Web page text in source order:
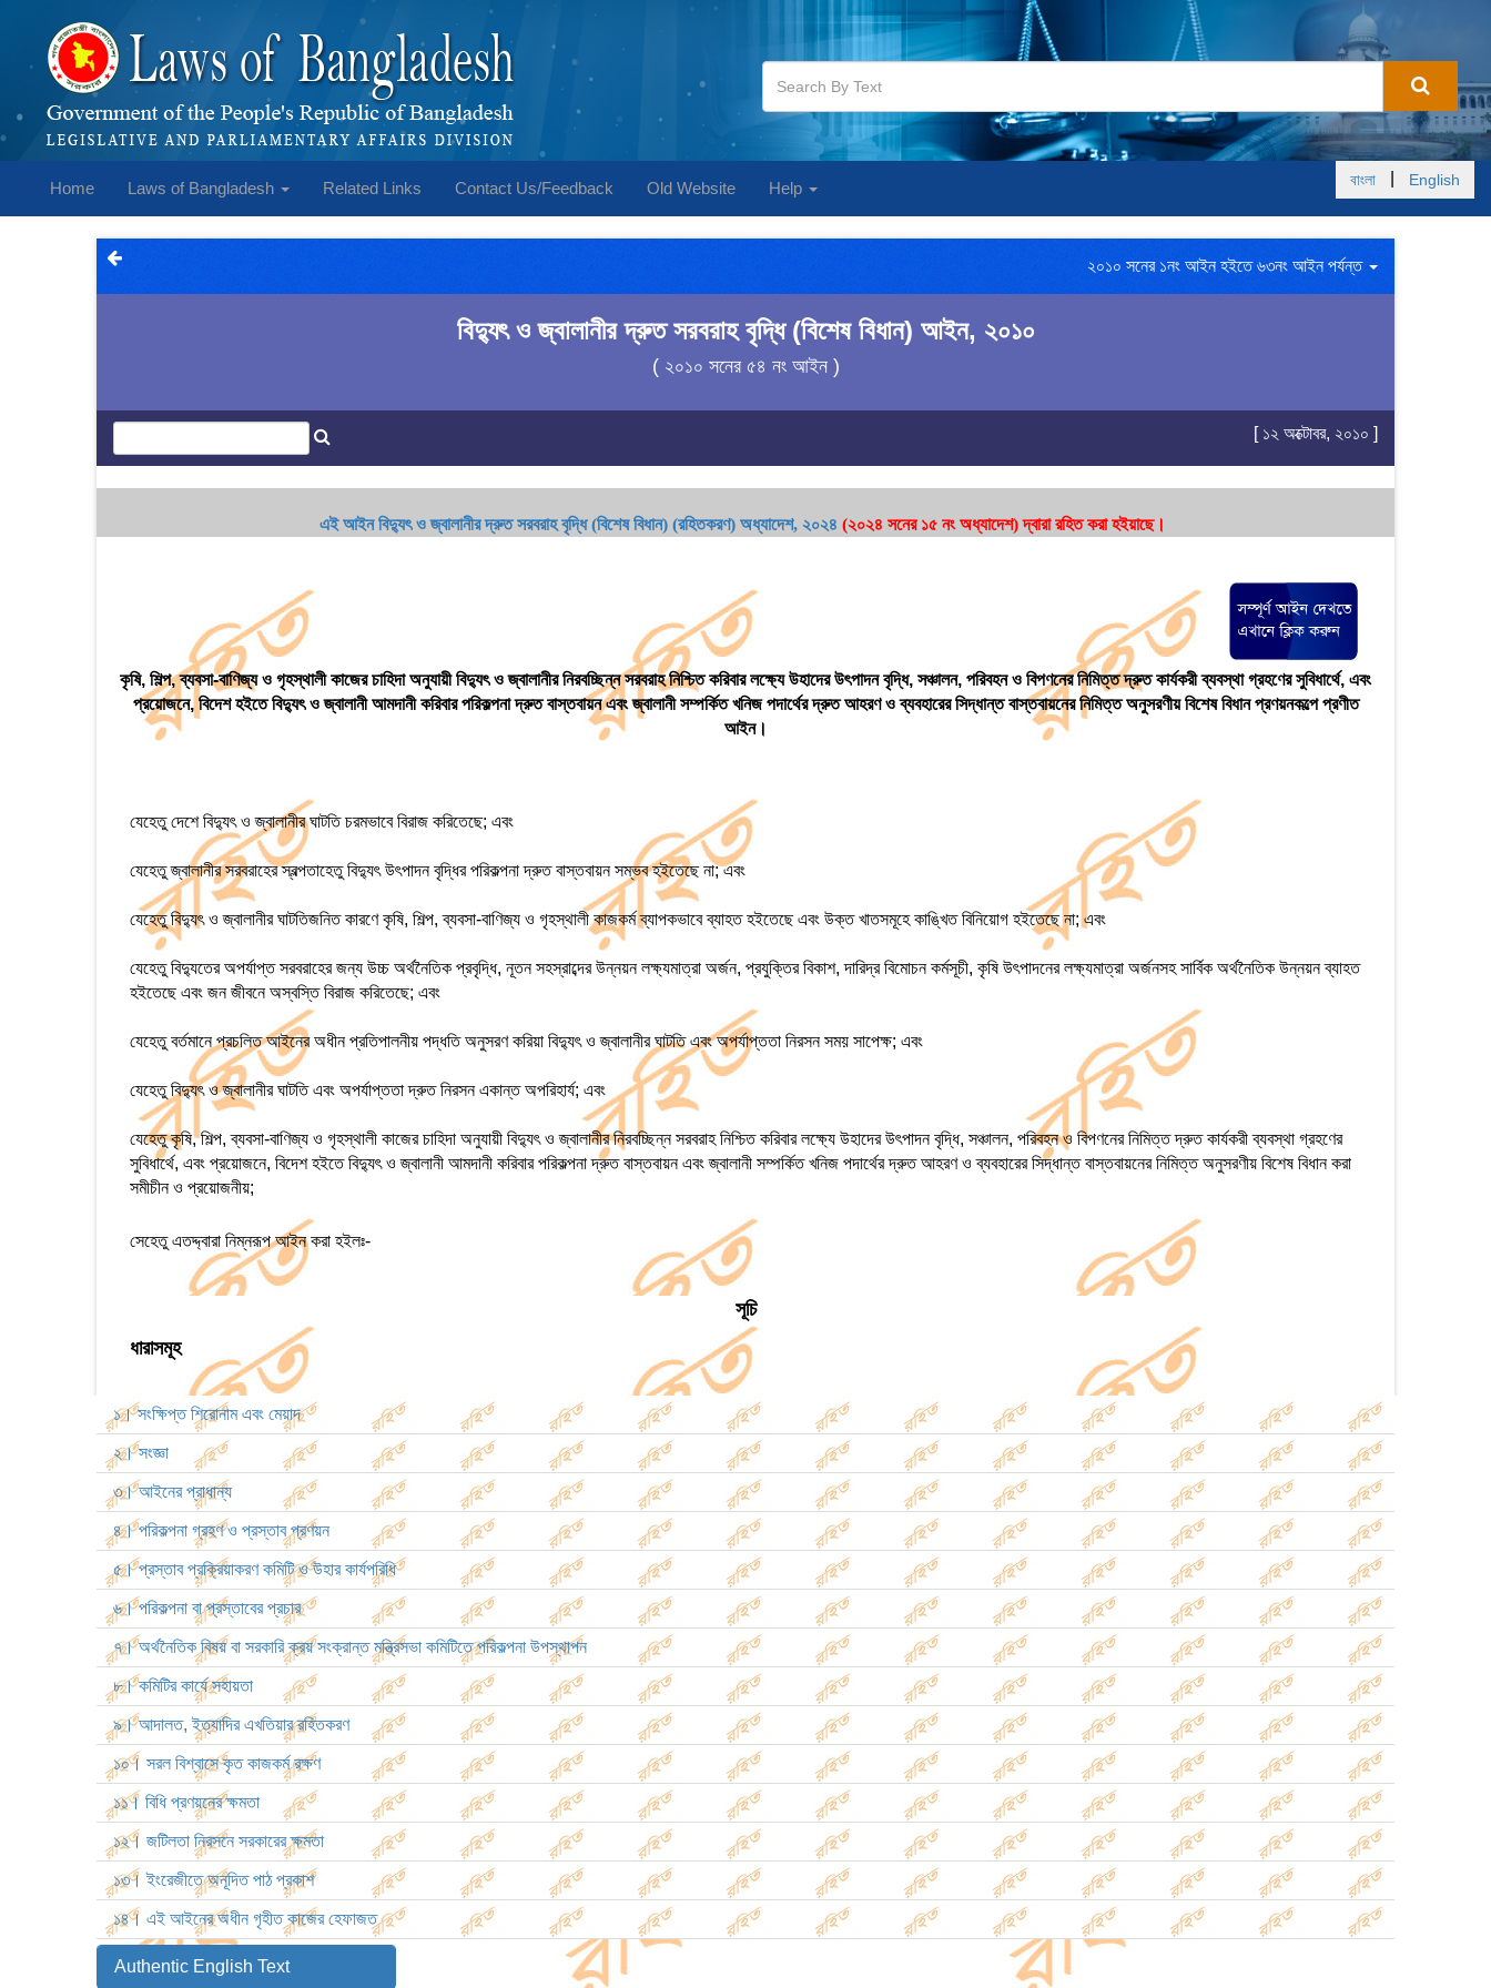
Home Laws of Bangladesh Related Links Contact Us/Feedback Old Website Help বাংলা English
২০১০ সনের ১নং আইন হইতে ৬৩নং আইন পর্যন্ত
বিদ্যুৎ ও জ্বালানীর দ্রুত সরবরাহ বৃদ্ধি (বিশেষ বিধান) আইন, ২০১০
( ২০১০ সনের ৫৪ নং আইন )
[ ১২ অক্টোবর, ২০১০ ]
এই আইন বিদ্যুৎ ও জ্বালানীর দ্রুত সরবরাহ বৃদ্ধি (বিশেষ বিধান) (রহিতকরণ) অধ্যাদেশ, ২০২৪ (২০২৪ সনের ১৫ নং অধ্যাদেশ)দ্বারা রহিত করা হইয়াছে।
কৃষি, শিল্প, ব্যবসা-বাণিজ্য ও গৃহস্থালী কাজের চাহিদা অনুযায়ী বিদ্যুৎ ও জ্বালানীর নিরবচ্ছিন্ন সরবরাহ নিশ্চিত করিবার লক্ষ্যে উহাদের উৎপাদন বৃদ্ধি, সঞ্চালন, পরিবহন ও বিপণনের নিমিত্ত দ্রুত কার্যকরী ব্যবস্থা গ্রহণের সুবিধার্থে, এবং
প্রয়োজনে, বিদেশ হইতে বিদ্যুৎ ও জ্বালানী আমদানী করিবার পরিকল্পনা দ্রুত বাস্তবায়ন এবং জ্বালানী সম্পর্কিত খনিজ পদার্থের দ্রুত আহরণ ও ব্যবহারের সিদ্ধান্ত বাস্তবায়নের নিমিত্ত অনুসরণীয় বিশেষ বিধান প্রণয়নকল্পে প্রণীত
আইন।
যেহেতু দেশে বিদ্যুৎ ও জ্বালানীর ঘাটতি চরমভাবে বিরাজ করিতেছে; এবং
যেহেতু জ্বালানীর সরবরাহের স্বল্পতাহেতু বিদ্যুৎ উৎপাদন বৃদ্ধির পরিকল্পনা দ্রুত বাস্তবায়ন সম্ভব হইতেছে না; এবং
যেহেতু বিদ্যুৎ ও জ্বালানীর ঘাটতিজনিত কারণে কৃষি, শিল্প, ব্যবসা-বাণিজ্য ও গৃহস্থালী কাজকর্ম ব্যাপকভাবে ব্যাহত হইতেছে এবং উক্ত খাতসমূহে কাঙ্খিত বিনিয়োগ হইতেছে না; এবং
যেহেতু বিদ্যুতের অপর্যাপ্ত সরবরাহের জন্য উচ্চ অর্থনৈতিক প্রবৃদ্ধি, নূতন সহস্রাব্দের উন্নয়ন লক্ষ্যমাত্রা অর্জন, প্রযুক্তির বিকাশ, দারিদ্র বিমোচন কর্মসূচী, কৃষি উৎপাদনের লক্ষ্যমাত্রা অর্জনসহ সার্বিক অর্থনৈতিক উন্নয়ন ব্যাহত
হইতেছে এবং জন জীবনে অস্বস্তি বিরাজ করিতেছে; এবং
যেহেতু বর্তমানে প্রচলিত আইনের অধীন প্রতিপালনীয় পদ্ধতি অনুসরণ করিয়া বিদ্যুৎ ও জ্বালানীর ঘাটতি এবং অপর্যাপ্ততা নিরসন সময় সাপেক্ষ; এবং
যেহেতু বিদ্যুৎ ও জ্বালানীর ঘাটতি এবং অপর্যাপ্ততা দ্রুত নিরসন একান্ত অপরিহার্য; এবং
যেহেতু কৃষি, শিল্প, ব্যবসা-বাণিজ্য ও গৃহস্থালী কাজের চাহিদা অনুযায়ী বিদ্যুৎ ও জ্বালানীর নিরবচ্ছিন্ন সরবরাহ নিশ্চিত করিবার লক্ষ্যে উহাদের উৎপাদন বৃদ্ধি, সঞ্চালন, পরিবহন ও বিপণনের নিমিত্ত দ্রুত কার্যকরী ব্যবস্থা গ্রহণের
সুবিধার্থে, এবং প্রয়োজনে, বিদেশ হইতে বিদ্যুৎ ও জ্বালানী আমদানী করিবার পরিকল্পনা দ্রুত বাস্তবায়ন এবং জ্বালানী সম্পর্কিত খনিজ পদার্থের দ্রুত আহরণ ও ব্যবহারের সিদ্ধান্ত বাস্তবায়নের নিমিত্ত অনুসরণীয় বিশেষ বিধান করা
সমীচীন ও প্রয়োজনীয়;
সেহেতু এতদ্দ্বারা নিম্নরূপ আইন করা হইলঃ-
সূচি
ধারাসমূহ
১। সংক্ষিপ্ত শিরোনাম এবং মেয়াদ
২। সংজ্ঞা
৩। আইনের প্রাধান্য
৪। পরিকল্পনা গ্রহণ ও প্রস্তাব প্রণয়ন
৫। প্রস্তাব প্রক্রিয়াকরণ কমিটি ও উহার কার্যপরিধি
৬। পরিকল্পনা বা প্রস্তাবের প্রচার
৭। অর্থনৈতিক বিষয় বা সরকারি ক্রয় সংক্রান্ত মন্ত্রিসভা কমিটিতে পরিকল্পনা উপস্থাপন
৮। কমিটির কার্যে সহায়তা
৯। আদালত, ইত্যাদির এখতিয়ার রহিতকরণ
১০। সরল বিশ্বাসে কৃত কাজকর্ম রক্ষণ
১১। বিধি প্রণয়নের ক্ষমতা
১২। জটিলতা নিরসনে সরকারের ক্ষমতা
১৩। ইংরেজীতে অনূদিত পাঠ প্রকাশ
১৪। এই আইনের অধীন গৃহীত কাজের হেফাজত
Authentic English Text